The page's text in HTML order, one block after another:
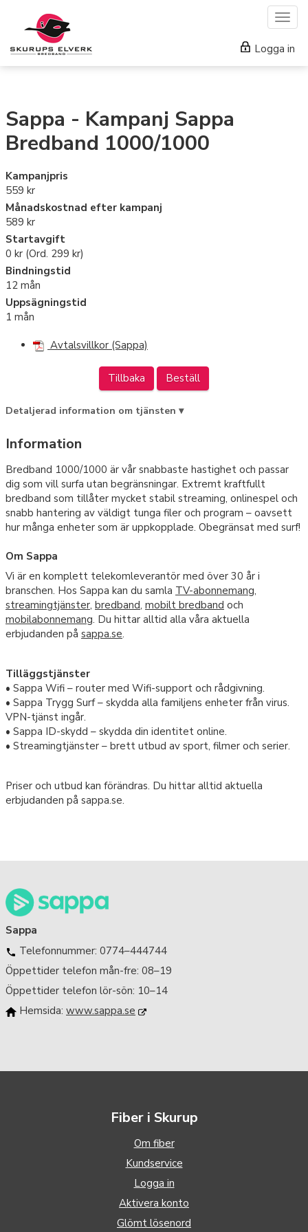
Logga in
Sappa - Kampanj Sappa
Bredband 1000/1000
Kampanjpris
559 kr
Månadskostnad efter kampanj
589 kr
Startavgift
0 kr (Ord. 299 kr)
Bindningstid
12 mån
Uppsägningstid
1 mån
Avtalsvillkor (Sappa)
Tillbaka Beställ
Detaljerad information om tjänsten ▾
Information
Bredband 1000/1000 är vår snabbaste hastighet och passar
dig som vill surfa utan begränsningar. Extremt kraftfullt
bredband som tillåter mycket stabil streaming, onlinespel och
snabb hantering av väldigt tunga filer och program – oavsett
hur många enheter som är uppkopplade. Obegränsat med surf!
Om Sappa
Vi är en komplett telekomleverantör med över 30 år i
branschen. Hos Sappa kan du samla TV-abonnemang,
streamingtjänster, bredband, mobilt bredband och
mobilabonnemang. Du hittar alltid alla våra aktuella
erbjudanden på sappa.se.
Tilläggstjänster
• Sappa Wifi – router med Wifi-support och rådgivning.
• Sappa Trygg Surf – skydda alla familjens enheter från virus.
VPN-tjänst ingår.
• Sappa ID-skydd – skydda din identitet online.
• Streamingtjänster – brett utbud av sport, filmer och serier.
Priser och utbud kan förändras. Du hittar alltid aktuella
erbjudanden på sappa.se.
Sappa
Telefonnummer: 0774–444744
Öppettider telefon mån-fre: 08–19
Öppettider telefon lör-sön: 10–14
Hemsida: www.sappa.se
Fiber i Skurup
Om fiber
Kundservice
Logga in
Aktivera konto
Glömt lösenord